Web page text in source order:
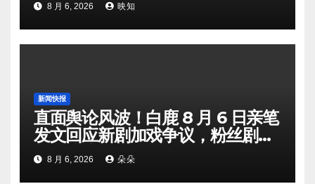
8 月 6, 2026 映知
新闻快报
直面舆论风波！白鹿 8 月 6 日亲笔
发文回应新剧加戏争议，粉丝剧组
矛盾暗流涌动
8 月 6, 2026 朵朵